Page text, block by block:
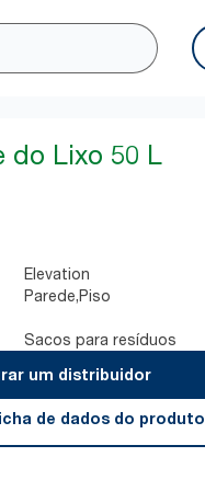
do Lixo 50 L
Elevation
Parede,Piso
Sacos para resíduos
um distribuidor
de dados do produto